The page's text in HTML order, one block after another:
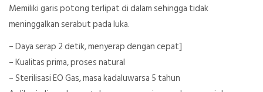
Memiliki garis potong terlipat di dalam sehingga tidak
meninggalkan serabut pada luka.
– Daya serap 2 detik, menyerap dengan cepat]
– Kualitas prima, proses natural
– Sterilisasi EO Gas, masa kadaluwarsa 5 tahun